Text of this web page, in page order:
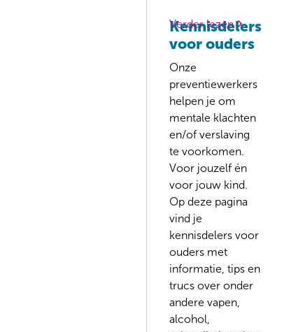
Kennisdelers
voor ouders
Onze
preventiewerkers
helpen je om
mentale klachten
en/of verslaving
te voorkomen.
Voor jouzelf én
voor jouw kind.
Op deze pagina
vind je
kennisdelers voor
ouders met
informatie, tips en
trucs over onder
andere vapen,
alcohol,
Verder lezen